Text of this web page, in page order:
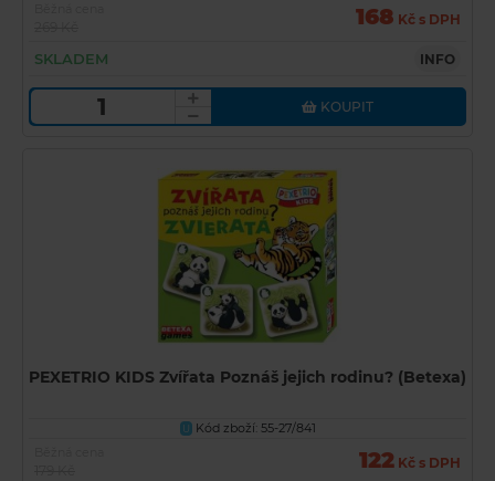
168 Kč s DPH
SKLADEM INFO
KOUPIT
PEXETRIO KIDS Zvířata Poznáš jejich rodinu? (Betexa)
U Kód zboží: 55-27/841
122 Kč s DPH